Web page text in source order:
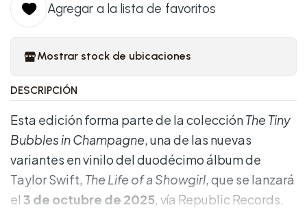
Agregar a la lista de favoritos
Mostrar stock de ubicaciones
DESCRIPCIÓN
Esta edición forma parte de la colecciónThe Tiny
Bubbles in Champagne, una de las nuevas
variantes en vinilo del duodécimo álbum de
Taylor Swift, The Life of a Showgirl, que se lanzará
el3 de octubre de 2025, vía Republic Records.